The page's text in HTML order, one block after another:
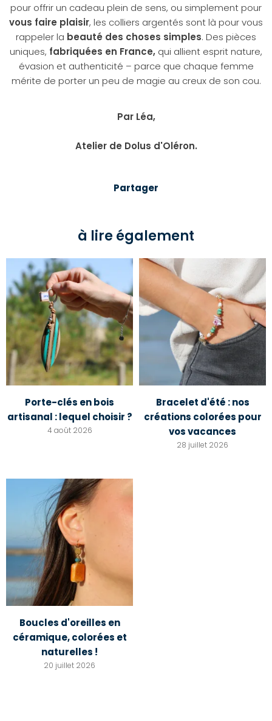
pour offrir un cadeau plein de sens, ou simplement pour
vous faire plaisir, les colliers argentés sont là pour vous
rappeler la beauté des choses simples. Des pièces
uniques, fabriquées en France, qui allient esprit nature,
évasion et authenticité – parce que chaque femme
mérite de porter un peu de magie au creux de son cou.
Par Léa,
Atelier de Dolus d'Oléron.
Partager
à lire également
Porte-clés en bois
artisanal : lequel choisir ?
4 août 2026
Bracelet d'été : nos
créations colorées pour
vos vacances
28 juillet 2026
Boucles d'oreilles en
céramique, colorées et
naturelles !
20 juillet 2026